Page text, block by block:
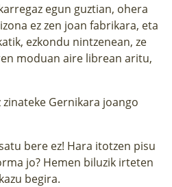
egun guztian, ohera
ez zen joan fabrikara, eta
ezkondu nintzenean, ze
moduan aire librean aritu,
Gernikara joango
bere ez! Hara itotzen pisu
jo? Hemen biluzik irteten
begira.